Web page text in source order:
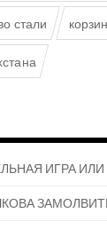
стали
ИГРА